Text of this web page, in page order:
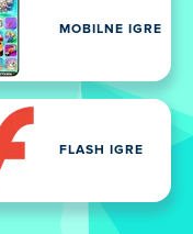
MOBILNE IGRE
FLASH IGRE